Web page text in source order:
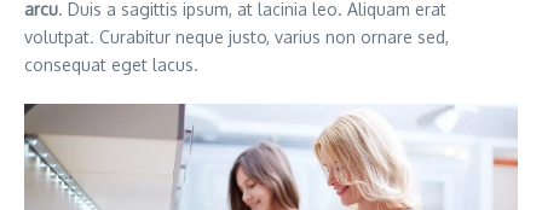
arcu. Duis a sagittis ipsum, at lacinia leo. Aliquam erat
volutpat. Curabitur neque justo, varius non ornare sed,
consequat eget lacus.